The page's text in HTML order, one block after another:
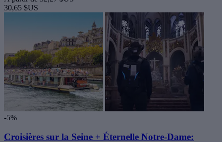
30,65 $US
-5%
Croisières sur la Seine + Éternelle Notre-Dame: